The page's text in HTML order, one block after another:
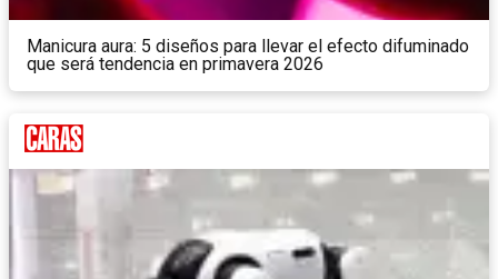
Manicura aura: 5 diseños para llevar el efecto difuminado
que será tendencia en primavera 2026